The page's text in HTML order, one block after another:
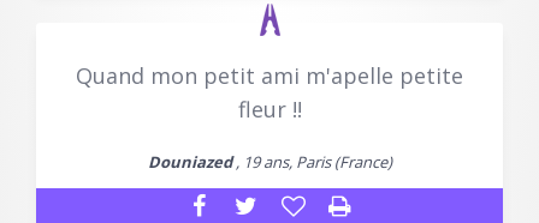
Quand mon petit ami m'apelle petite
fleur !!
Douniazed, 19 ans, Paris (France)